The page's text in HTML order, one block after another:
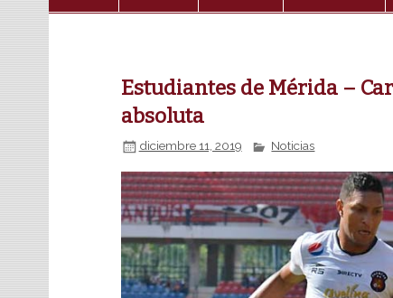
Estudiantes de Mérida –
absoluta
diciembre 11, 2019 Noticias